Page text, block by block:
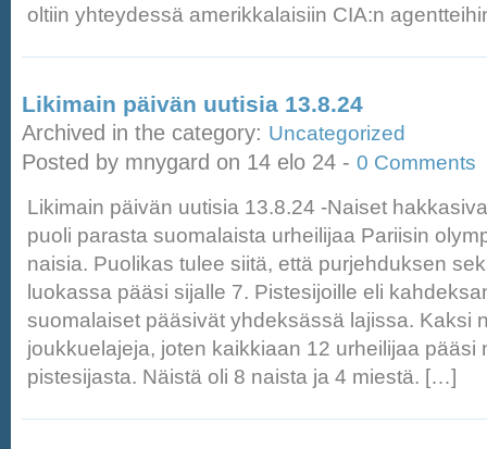
oltiin yhteydessä amerikkalaisiin CIA:n
Likimain päivän uutisia 13.8.24
Archived in the category: Uncategorized
Posted by mnygard on 14 elo 24 - 0 Comments
Likimain päivän uutisia 13.8.24 -Naiset
puoli parasta suomalaista urheilijaa Pariisin
naisia. Puolikas tulee siitä, että purjehduksen
luokassa pääsi sijalle 7. Pistesijoille eli
suomalaiset pääsivät yhdeksässä lajissa. Kaksi
joukkuelajeja, joten kaikkiaan 12 urheilijaa pääsi
pistesijasta. Näistä oli 8 naista ja 4 miestä. […]